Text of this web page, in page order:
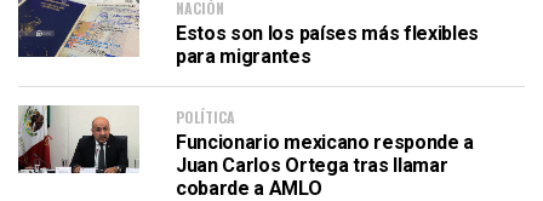
NACIÓN
Estos son los países más flexibles
para migrantes
POLÍTICA
Funcionario mexicano responde a
Juan Carlos Ortega tras llamar
cobarde a AMLO